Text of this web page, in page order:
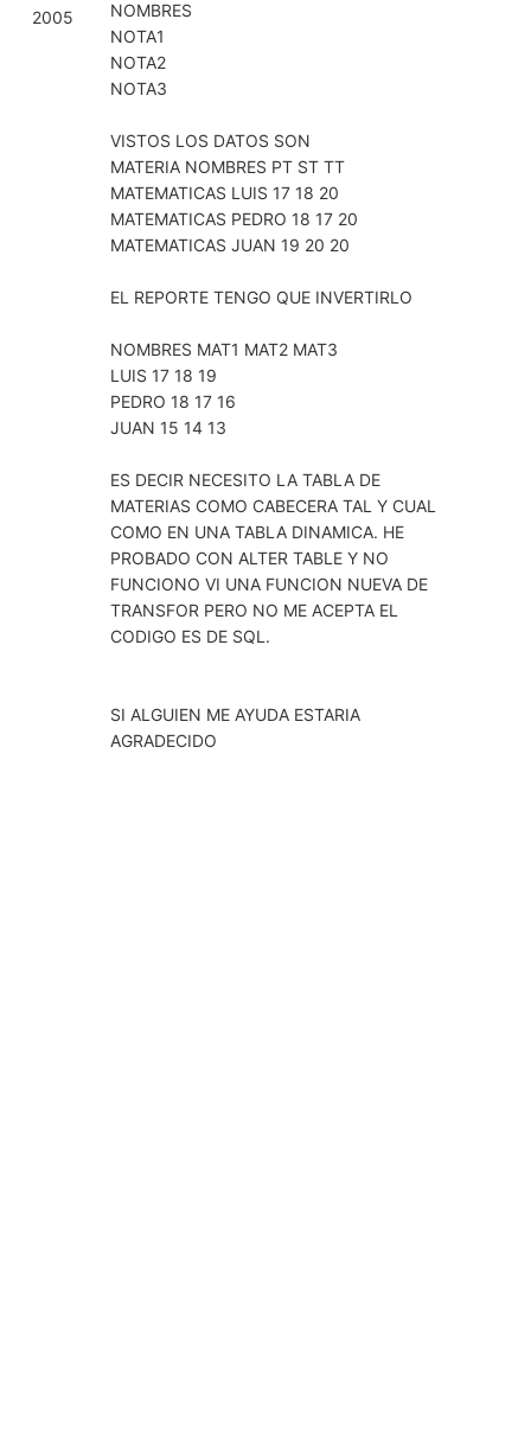
2005
NOMBRES
NOTA1
NOTA2
NOTA3
VISTOS LOS DATOS SON
MATERIA NOMBRES PT ST TT
MATEMATICAS LUIS 17 18 20
MATEMATICAS PEDRO 18 17 20
MATEMATICAS JUAN 19 20 20
EL REPORTE TENGO QUE INVERTIRLO
NOMBRES MAT1 MAT2 MAT3
LUIS 17 18 19
PEDRO 18 17 16
JUAN 15 14 13
ES DECIR NECESITO LA TABLA DE
MATERIAS COMO CABECERA TAL Y CUAL
COMO EN UNA TABLA DINAMICA. HE
PROBADO CON ALTER TABLE Y NO
FUNCIONO VI UNA FUNCION NUEVA DE
TRANSFOR PERO NO ME ACEPTA EL
CODIGO ES DE SQL.
SI ALGUIEN ME AYUDA ESTARIA
AGRADECIDO